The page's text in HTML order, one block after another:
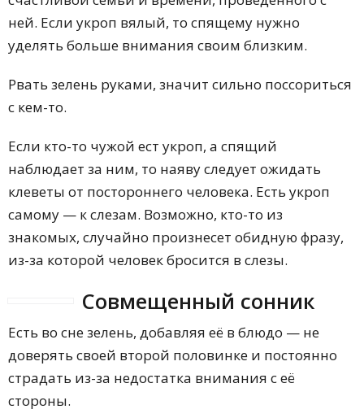
ней. Если укроп вялый, то спящему нужно
уделять больше внимания своим близким.
Рвать зелень руками, значит сильно поссориться
с кем-то.
Если кто-то чужой ест укроп, а спящий
наблюдает за ним, то наяву следует ожидать
клеветы от постороннего человека. Есть укроп
самому — к слезам. Возможно, кто-то из
знакомых, случайно произнесет обидную фразу,
из-за которой человек бросится в слезы.
Совмещенный сонник
Есть во сне зелень, добавляя её в блюдо — не
доверять своей второй половинке и постоянно
страдать из-за недостатка внимания с её
стороны.